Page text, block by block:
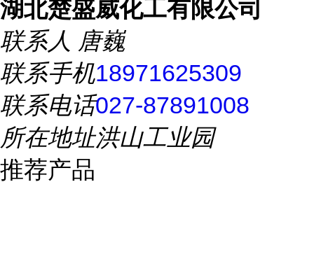
湖北楚盛威化工有限公司
联系人 唐巍
联系手机18971625309
联系电话027-87891008
所在地址洪山工业园
推荐产品